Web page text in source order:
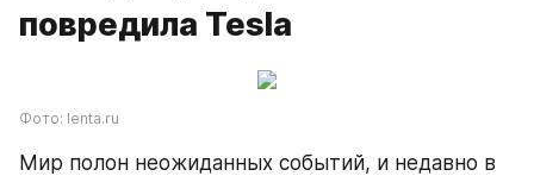
повредила Tesla
Фото: lenta.ru
Мир полон неожиданных событий, и недавно в